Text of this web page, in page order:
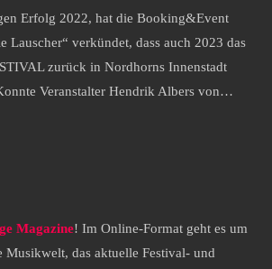
Erfolg 2022, hat die Booking&Event
Lauscher“ verkündet, dass auch 2023 das
zurück in Nordhorns Innenstadt
Veranstalter Hendrik Albers von…
Magazine! Im Online-Format geht es um
Musikwelt, das aktuelle Festival- und